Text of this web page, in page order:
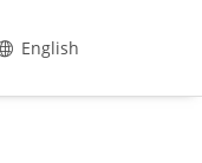
English